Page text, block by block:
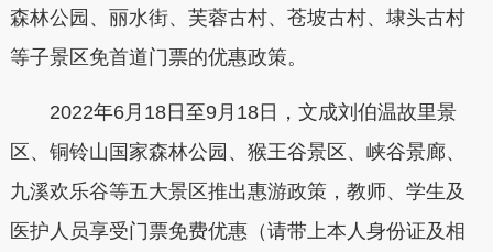
森林公园、丽水街、芙蓉古村、苍坡古村、埭头古村
等子景区免首道门票的优惠政策。
2022年6月18日至9月18日，文成刘伯温故里景
区、铜铃山国家森林公园、猴王谷景区、峡谷景廊、
九溪欢乐谷等五大景区推出惠游政策，教师、学生及
医护人员享受门票免费优惠（请带上本人身份证及相